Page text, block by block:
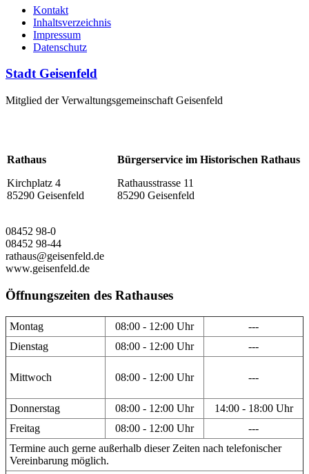
Kontakt
Inhaltsverzeichnis
Impressum
Datenschutz
Stadt Geisenfeld
Mitglied der Verwaltungsgemeinschaft Geisenfeld
Rathaus
Kirchplatz 4
85290 Geisenfeld
Bürgerservice im Historischen Rathaus
Rathausstrasse 11
85290 Geisenfeld
08452 98-0
08452 98-44
rathaus@geisenfeld.de
www.geisenfeld.de
Öffnungszeiten des Rathauses
Montag 08:00 - 12:00 Uhr
---
Dienstag
08:00 - 12:00 Uhr ---
Mittwoch 08:00 - 12:00 Uhr ---
Donnerstag 08:00 - 12:00 Uhr
14:00 - 18:00 Uhr
Freitag
08:00 - 12:00 Uhr
---
Termine auch gerne außerhalb dieser Zeiten nach telefonischer
Vereinbarung möglich.